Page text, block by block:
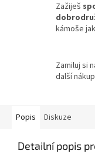
Zažiješ
kámoše
Zamiluj si
další nákup
Popis Diskuze
Detailní popis